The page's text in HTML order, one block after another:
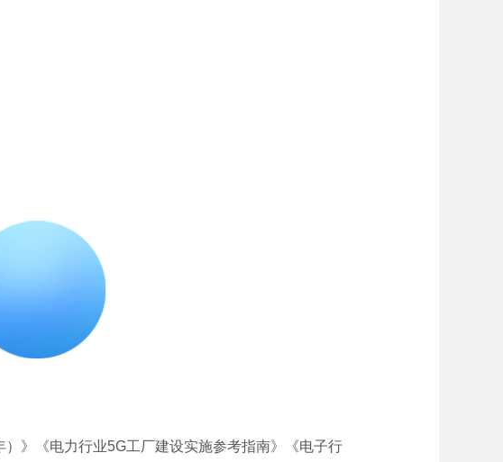
》《电力行业5G工厂建设实施参考指南》《电子行